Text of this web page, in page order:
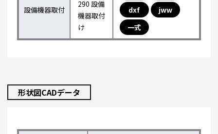
設備機器取付
290 設備
機器取付
け
dxf
jww
一式
形状図CADデータ